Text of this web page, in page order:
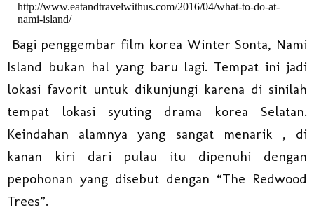
http://www.eatandtravelwithus.com/2016/04/what-to-do-at-
nami-island/
Bagi penggembar film korea Winter Sonta, Nami
Island bukan hal yang baru lagi. Tempat ini jadi
lokasi favorit untuk dikunjungi karena di sinilah
tempat lokasi syuting drama korea Selatan.
Keindahan alamnya yang sangat menarik , di
kanan kiri dari pulau itu dipenuhi dengan
pepohonan yang disebut dengan “The Redwood
Trees”.